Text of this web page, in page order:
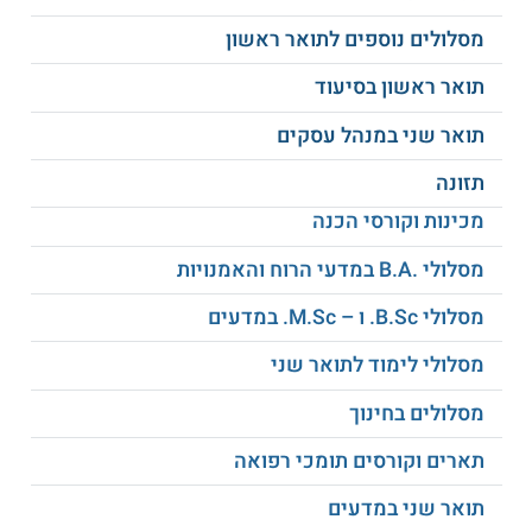
קורסי ההשלמה יינתנו בהתאמה אישית לכל
מועמד על ידי ועדת הקבלה המחלקתית, תוך
הסתמכות על התואר הראשון אותו למד
המועמד.
את קורסי ההשלמה יש לסיים בממוצע של
לפחות 85, במקביל לשנה א' של התואר השני,
איזה תואר מוענק בתום הלימודים?
לבוגרים מוענק תואר שני M.A בחינוך הוראה ולמידה.
למידע נוסף לחצו:אוניברסיטת אריאל בשומרון
מסלולים נוספים לתואר ראשון
תואר ראשון בסיעוד
תואר שני במנהל עסקים
תזונה
מכינות וקורסי הכנה
מסלולי .B.A במדעי הרוח והאמנויות
מסלולי B.Sc. ו – M.Sc. במדעים
מסלולי לימוד לתואר שני
מסלולים בחינוך
תארים וקורסים תומכי רפואה
תואר שני במדעים